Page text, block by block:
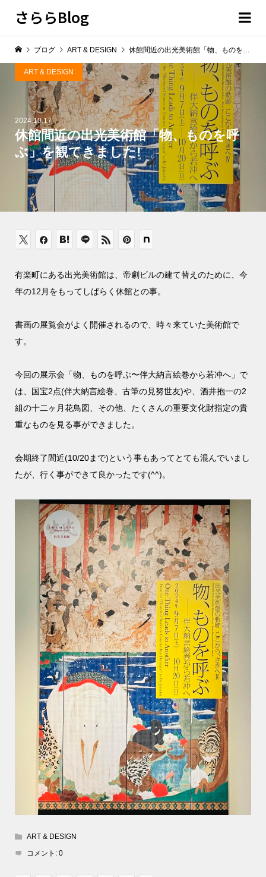
さららBlog
2024.10.17
休館間近の出光美術館「物、ものを呼
ぶ」を観てきました!
ART & DESIGN
ブログ ART & DESIGN 休館間近の出光美術館「物、ものを呼ぶ」を観てきました!
有楽町にある出光美術館は、帝劇ビルの建て替えのために、今
年の12月をもってしばらく休館との事。
書画の展覧会がよく開催されるので、時々来ていた美術館で
す。
今回の展示会「物、ものを呼ぶ〜伴大納言絵巻から若冲へ」で
は、国宝2点(伴大納言絵巻、古筆の見努世友)や、酒井抱一の2
組の十二ヶ月花鳥図、その他、たくさんの重要文化財指定の貴
重なものを見る事ができました。
会期終了間近(10/20まで)という事もあってとても混んでいまし
たが、行く事ができて良かったです(^^)。
ART & DESIGN
コメント: 0